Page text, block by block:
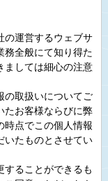
の運営するウェブサ
務全般にて知り得た
ましては細心の注意
の取扱いについてご
たお客様ならびに弊
時点でこの個人情報
いたものとさせてい
することができるも